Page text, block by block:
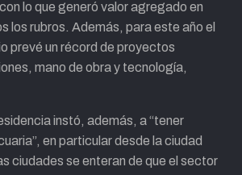
lo que generó valor agregado en
los rubros. Además, para este año el
prevé un récord de proyectos
mano de obra y tecnología,
instó, además, a “tener
en particular desde la ciudad
ciudades se enteran de que el sector